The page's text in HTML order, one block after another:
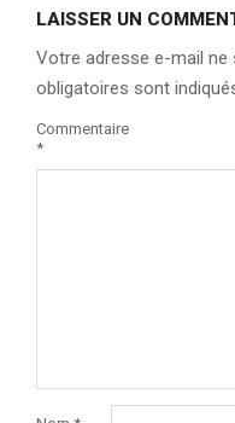
LAISSER UN
Votre adresse e-mail ne
obligatoires sont
Commentaire
*